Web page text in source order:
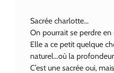
d'un
produit
à
votre
panier
Sacrée charlotte…
On pourrait se perdre
Elle a ce petit quelque
naturel…où la
C’est une sacrée oui,